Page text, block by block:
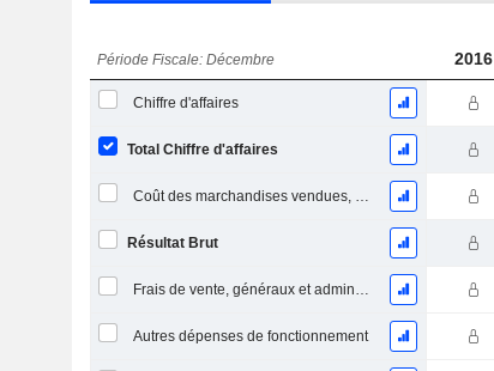
Période Fiscale: Décembre 2016
Chiffre d'affaires
Total Chiffre d'affaires
Coût des marchandises vendues, total
Résultat Brut
Frais de vente, généraux et administratifs, total
Autres dépenses de fonctionnement